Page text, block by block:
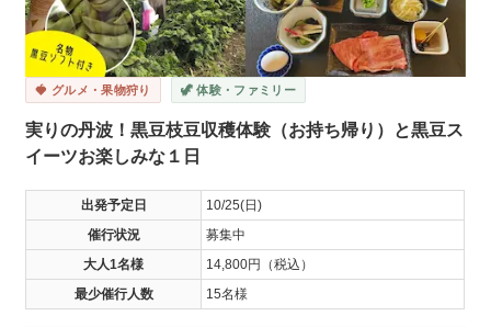
🍓 グルメ・果物狩り 🦖 体験・ファミリー
実りの丹波！黒豆枝豆収穫体験（お持ち帰り）と黒豆ス
イーツお楽しみな１日
出発予定日
10/25(日)
催行状況
募集中
大人1名様
14,800円（税込）
最少催行人数
15名様